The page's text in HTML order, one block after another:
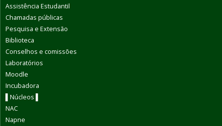
Assistência Estudantil
Chamadas públicas
Pesquisa e Extensão
Biblioteca
Conselhos e comissões
Laboratórios
Moodle
Incubadora
▌Núcleos ▌
NAC
Napne